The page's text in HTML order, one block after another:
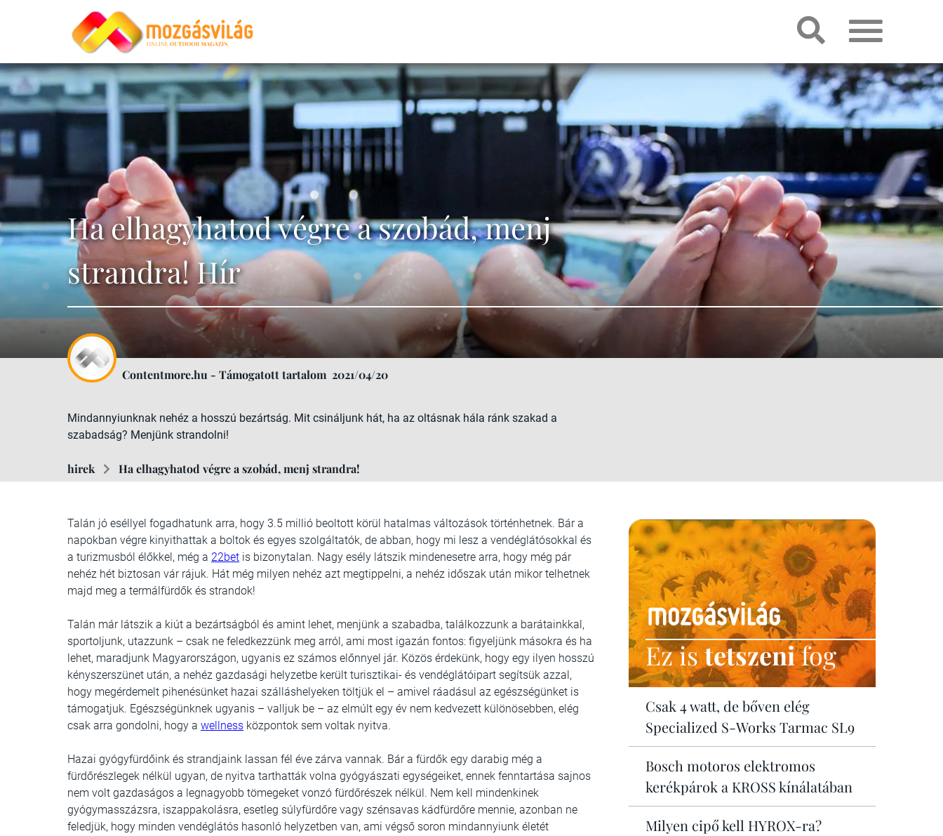
Ha elhagyhatod végre a szobád, menj
strandra! Hír
Contentmore.hu - Támogatott tartalom 2021/04/20
Mindannyiunknak nehéz a hosszú bezártság. Mit csináljunk hát, ha az oltásnak hála ránk szakad a
szabadság? Menjünk strandolni!
hirek Ha elhagyhatod végre a szobád, menj strandra!
Talán jó eséllyel fogadhatunk arra, hogy 3.5 millió beoltott körül hatalmas változások történhetnek. Bár a
napokban végre kinyithattak a boltok és egyes szolgáltatók, de abban, hogy mi lesz a vendéglátósokkal és
a turizmusból élőkkel, még a 22bet is bizonytalan. Nagy esély látszik mindenesetre arra, hogy még pár
nehéz hét biztosan vár rájuk. Hát még milyen nehéz azt megtippelni, a nehéz időszak után mikor telhetnek
majd meg a termálfürdők és strandok!
Talán már látszik a kiút a bezártságból és amint lehet, menjünk a szabadba, találkozzunk a barátainkkal,
sportoljunk, utazzunk – csak ne feledkezzünk meg arról, ami most igazán fontos: figyeljünk másokra és ha
lehet, maradjunk Magyarországon, ugyanis ez számos előnnyel jár. Közös érdekünk, hogy egy ilyen hosszú
kényszerszünet után, a nehéz gazdasági helyzetbe került turisztikai- és vendéglátóipart segítsük azzal,
hogy megérdemelt pihenésünket hazai szálláshelyeken töltjük el – amivel ráadásul az egészségünket is
támogatjuk. Egészségünknek ugyanis – valljuk be – az elmúlt egy év nem kedvezett különösebben, elég
csak arra gondolni, hogy a wellness központok sem voltak nyitva.
Hazai gyógyfürdőink és strandjaink lassan fél éve zárva vannak. Bár a fürdők egy darabig még a
fürdőrészlegek nélkül ugyan, de nyitva tarthatták volna gyógyászati egységeiket, ennek fenntartása sajnos
nem volt gazdaságos a legnagyobb tömegeket vonzó fürdőrészek nélkül. Nem kell mindenkinek
gyógymasszázsra, iszappakolásra, esetleg súlyfürdőre vagy szénsavas kádfürdőre mennie, azonban ne
feledjük, hogy minden vendéglátós hasonló helyzetben van, ami végső soron mindannyiunk életét
Ez istetszenifog
Csak 4 watt, de bőven elég
Specialized S-Works Tarmac SL9
Bosch motoros elektromos
kerékpárok a KROSS kínálatában
Milyen cipő kell HYROX-ra?